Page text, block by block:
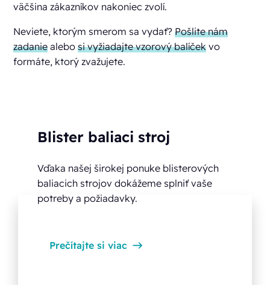
väčšina zákazníkov nakoniec zvolí.
Neviete, ktorým smerom sa vydať?Pošlite nám
zadanie alebosi vyžiadajte vzorový balíček vo
formáte, ktorý zvažujete.
Blister baliaci stroj
Vďaka našej širokej ponuke blisterových
baliacich strojov dokážeme splniť vaše
potreby a požiadavky.
Prečítajte si viac